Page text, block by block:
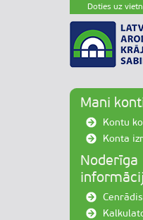
Doties uz
Mani
Kontu
Konta
Noderīga
Cenrādis